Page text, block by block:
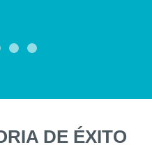
DE ÉXITO